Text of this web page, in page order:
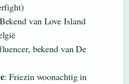
van Love Island
bekend van De
: Friezin woonachtig in